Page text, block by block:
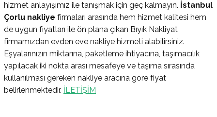
hizmet anlayışımız ile tanışmak için geç kalmayın. İstanbul
Çorlu nakliye firmaları arasında hem hizmet kalitesi hem
de uygun fiyatları ile ön plana çıkan Bıyık Nakliyat
firmamızdan evden eve nakliye hizmeti alabilirsiniz.
Eşyalarınızın miktarına, paketleme ihtiyacına, taşımacılık
yapılacak iki nokta arası mesafeye ve taşıma sırasında
kullanılması gereken nakliye aracına göre fiyat
belirlenmektedir. İLETİŞİM